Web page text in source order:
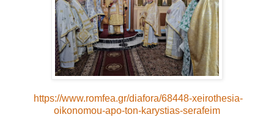
https://www.romfea.gr/diafora/68448-xeirothesia-
oikonomou-apo-ton-karystias-serafeim